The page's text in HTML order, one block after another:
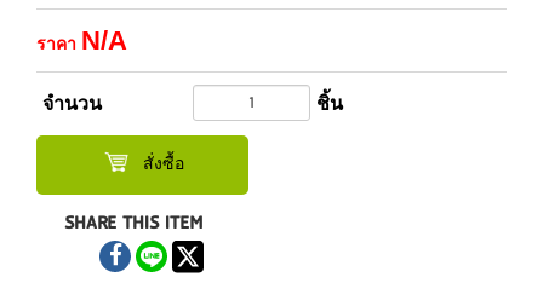
ราคา N/A
จำนวน ชิ้น
สั่งซื้อ
SHARE THIS ITEM